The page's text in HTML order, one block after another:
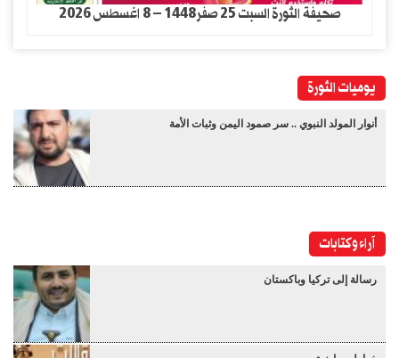
صحيفة الثورة السبت 25 صفر1448 – 8 اغسطس 2026
يوميات الثورة
أنوار المولد النبوي .. سر صمود اليمن وثبات الأمة
آراء وكتابات
رسالة إلى تركيا وباكستان